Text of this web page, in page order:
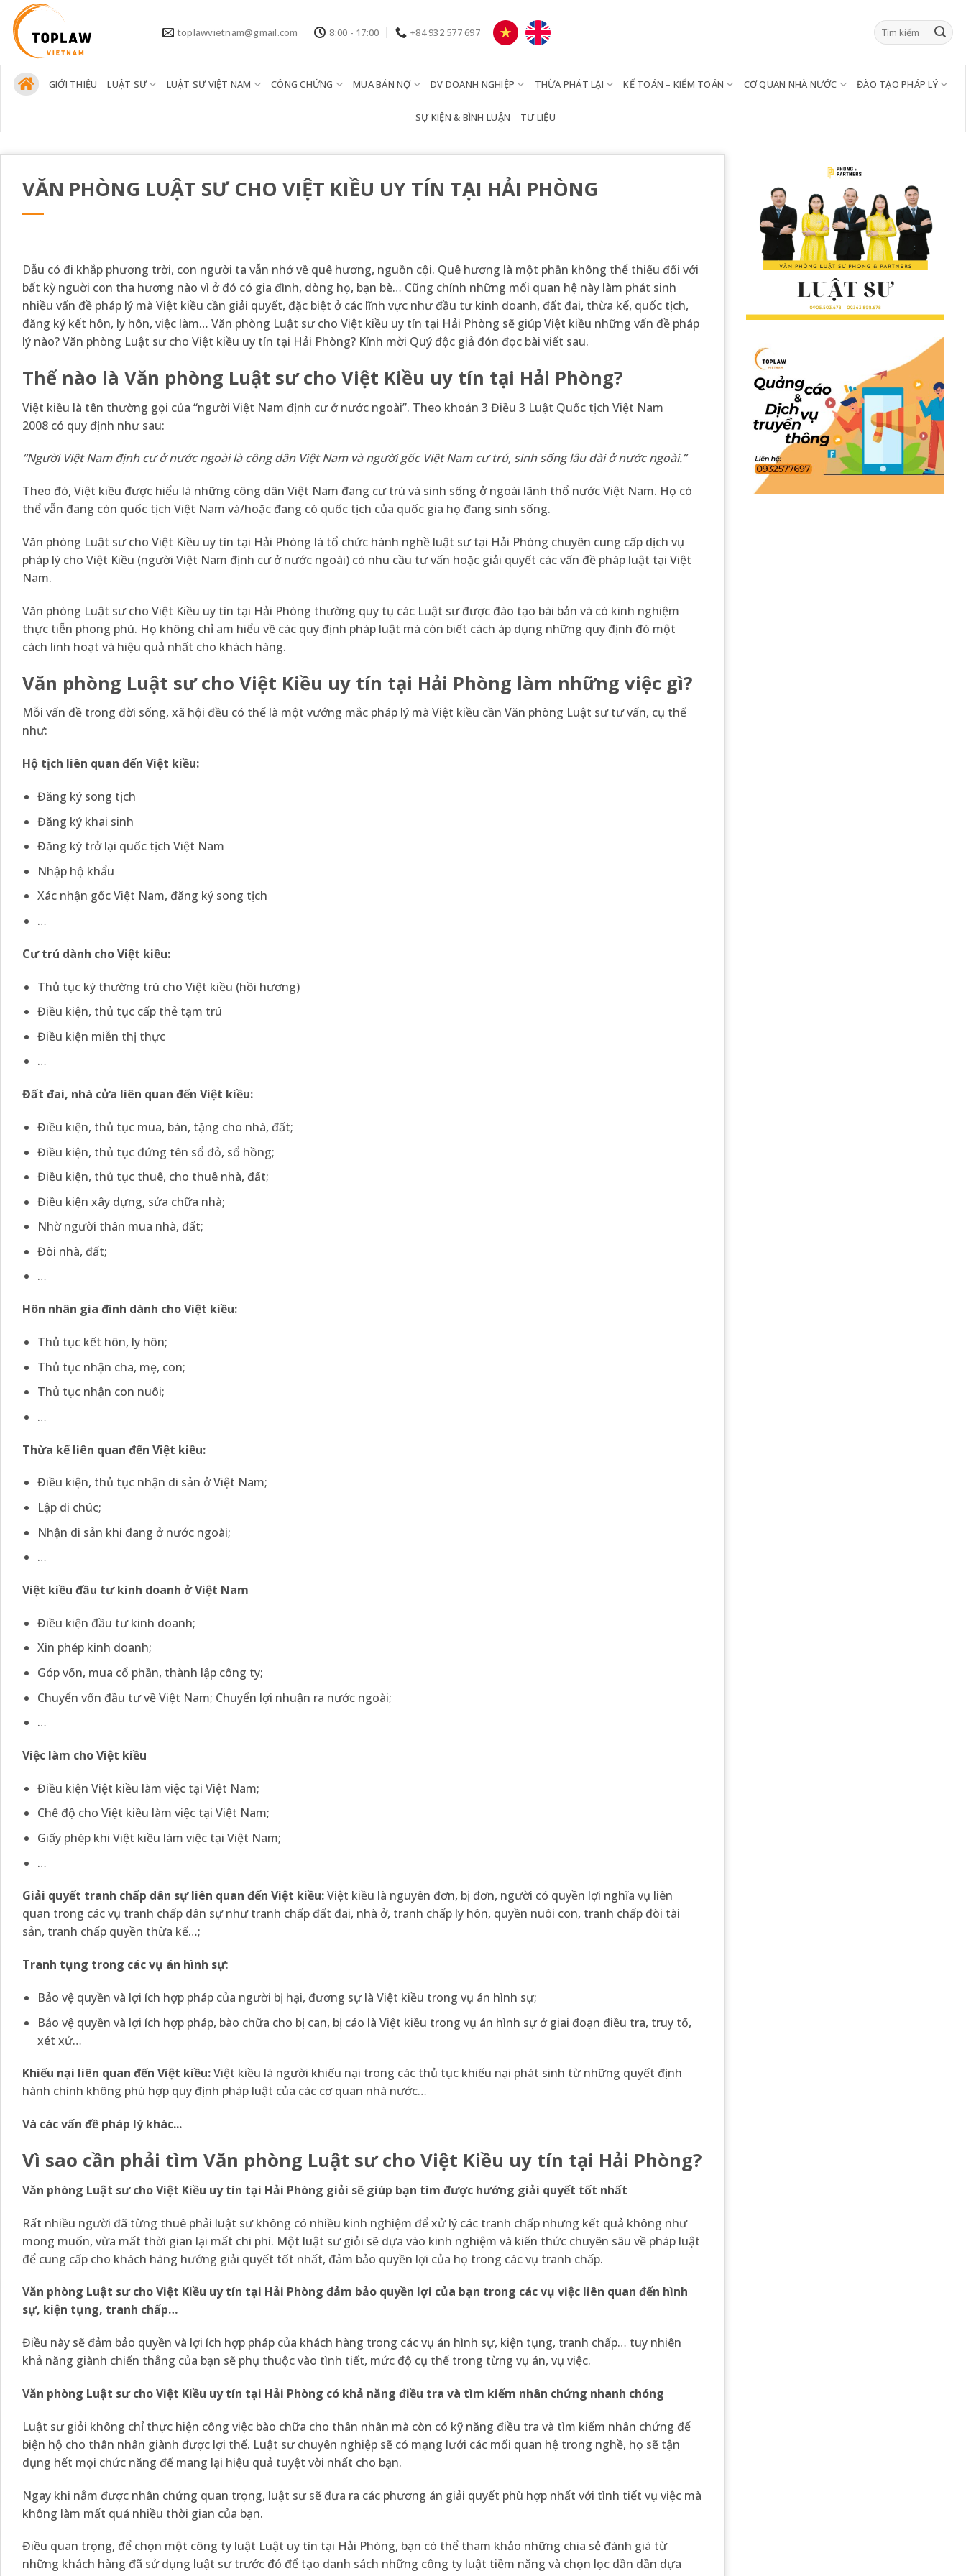
qua
nội
dung
toplawvietnam@gmail.com 8:00 - 17:00 +84 932 577 697
GIỚI THIỆU LUẬT SƯ LUẬT SƯ VIỆT NAM CÔNG CHỨNG MUA BÁN NỢ DV DOANH NGHIỆP THỪA PHÁT LẠI KẾ TOÁN – KIỂM TOÁN CƠ QUAN NHÀ NƯỚC ĐÀO TẠO PHÁP LÝ
SỰ KIỆN & BÌNH LUẬN TƯ LIỆU
VĂN PHÒNG LUẬT SƯ CHO VIỆT KIỀU UY TÍN TẠI HẢI PHÒNG
Dẫu có đi khắp phương trời, con người ta vẫn nhớ về quê hương, nguồn cội. Quê hương là một phần không thể thiếu đối với
bất kỳ nguời con tha hương nào vì ở đó có gia đình, dòng họ, bạn bè… Cũng chính những mối quan hệ này làm phát sinh
nhiều vấn đề pháp lý mà Việt kiều cần giải quyết, đặc biệt ở các lĩnh vực như đầu tư kinh doanh, đất đai, thừa kế, quốc tịch,
đăng ký kết hôn, ly hôn, việc làm… Văn phòng Luật sư cho Việt kiều uy tín tại Hải Phòng sẽ giúp Việt kiều những vấn đề pháp
lý nào? Văn phòng Luật sư cho Việt kiều uy tín tại Hải Phòng? Kính mời Quý độc giả đón đọc bài viết sau.
Thế nào là Văn phòng Luật sư cho Việt Kiều uy tín tại Hải Phòng?
Việt kiều là tên thường gọi của “người Việt Nam định cư ở nước ngoài”. Theo khoản 3 Điều 3 Luật Quốc tịch Việt Nam
2008 có quy định như sau:
“Người Việt Nam định cư ở nước ngoài là công dân Việt Nam và người gốc Việt Nam cư trú, sinh sống lâu dài ở nước ngoài.”
Theo đó, Việt kiều được hiểu là những công dân Việt Nam đang cư trú và sinh sống ở ngoài lãnh thổ nước Việt Nam. Họ có
thể vẫn đang còn quốc tịch Việt Nam và/hoặc đang có quốc tịch của quốc gia họ đang sinh sống.
Văn phòng Luật sư cho Việt Kiều uy tín tại Hải Phòng là tổ chức hành nghề luật sư tại Hải Phòng chuyên cung cấp dịch vụ
pháp lý cho Việt Kiều (người Việt Nam định cư ở nước ngoài) có nhu cầu tư vấn hoặc giải quyết các vấn đề pháp luật tại Việt
Nam.
Văn phòng Luật sư cho Việt Kiều uy tín tại Hải Phòng thường quy tụ các Luật sư được đào tạo bài bản và có kinh nghiệm
thực tiễn phong phú. Họ không chỉ am hiểu về các quy định pháp luật mà còn biết cách áp dụng những quy định đó một
cách linh hoạt và hiệu quả nhất cho khách hàng.
Văn phòng Luật sư cho Việt Kiều uy tín tại Hải Phòng làm những việc gì?
Mỗi vấn đề trong đời sống, xã hội đều có thể là một vướng mắc pháp lý mà Việt kiều cần Văn phòng Luật sư tư vấn, cụ thể
như:
Hộ tịch liên quan đến Việt kiều:
Đăng ký song tịch
Đăng ký khai sinh
Đăng ký trở lại quốc tịch Việt Nam
Nhập hộ khẩu
Xác nhận gốc Việt Nam, đăng ký song tịch
…
Cư trú dành cho Việt kiều:
Thủ tục ký thường trú cho Việt kiều (hồi hương)
Điều kiện, thủ tục cấp thẻ tạm trú
Điều kiện miễn thị thực
…
Đất đai, nhà cửa liên quan đến Việt kiều:
Điều kiện, thủ tục mua, bán, tặng cho nhà, đất;
Điều kiện, thủ tục đứng tên sổ đỏ, sổ hồng;
Điều kiện, thủ tục thuê, cho thuê nhà, đất;
Điều kiện xây dựng, sửa chữa nhà;
Nhờ người thân mua nhà, đất;
Đòi nhà, đất;
…
Hôn nhân gia đình dành cho Việt kiều:
Thủ tục kết hôn, ly hôn;
Thủ tục nhận cha, mẹ, con;
Thủ tục nhận con nuôi;
…
Thừa kế liên quan đến Việt kiều:
Điều kiện, thủ tục nhận di sản ở Việt Nam;
Lập di chúc;
Nhận di sản khi đang ở nước ngoài;
…
Việt kiều đầu tư kinh doanh ở Việt Nam
Điều kiện đầu tư kinh doanh;
Xin phép kinh doanh;
Góp vốn, mua cổ phần, thành lập công ty;
Chuyển vốn đầu tư về Việt Nam; Chuyển lợi nhuận ra nước ngoài;
…
Việc làm cho Việt kiều
Điều kiện Việt kiều làm việc tại Việt Nam;
Chế độ cho Việt kiều làm việc tại Việt Nam;
Giấy phép khi Việt kiều làm việc tại Việt Nam;
…
Giải quyết tranh chấp dân sự liên quan đến Việt kiều:Việt kiều là nguyên đơn, bị đơn, người có quyền lợi nghĩa vụ liên
quan trong các vụ tranh chấp dân sự như tranh chấp đất đai, nhà ở, tranh chấp ly hôn, quyền nuôi con, tranh chấp đòi tài
sản, tranh chấp quyền thừa kế…;
Tranh tụng trong các vụ án hình sự:
Bảo vệ quyền và lợi ích hợp pháp của người bị hại, đương sự là Việt kiều trong vụ án hình sự;
Bảo vệ quyền và lợi ích hợp pháp, bào chữa cho bị can, bị cáo là Việt kiều trong vụ án hình sự ở giai đoạn điều tra, truy tố,
xét xử…
Khiếu nại liên quan đến Việt kiều:Việt kiều là người khiếu nại trong các thủ tục khiếu nại phát sinh từ những quyết định
hành chính không phù hợp quy định pháp luật của các cơ quan nhà nước…
Và các vấn đề pháp lý khác...
Vì sao cần phải tìm Văn phòng Luật sư cho Việt Kiều uy tín tại Hải Phòng?
Văn phòng Luật sư cho Việt Kiều uy tín tại Hải Phòng giỏi sẽ giúp bạn tìm được hướng giải quyết tốt nhất
Rất nhiều người đã từng thuê phải luật sư không có nhiều kinh nghiệm để xử lý các tranh chấp nhưng kết quả không như
mong muốn, vừa mất thời gian lại mất chi phí. Một luật sư giỏi sẽ dựa vào kinh nghiệm và kiến thức chuyên sâu về pháp luật
để cung cấp cho khách hàng hướng giải quyết tốt nhất, đảm bảo quyền lợi của họ trong các vụ tranh chấp.
Văn phòng Luật sư cho Việt Kiều uy tín tại Hải Phòng đảm bảo quyền lợi của bạn trong các vụ việc liên quan đến hình
sự, kiện tụng, tranh chấp…
Điều này sẽ đảm bảo quyền và lợi ích hợp pháp của khách hàng trong các vụ án hình sự, kiện tụng, tranh chấp… tuy nhiên
khả năng giành chiến thắng của bạn sẽ phụ thuộc vào tình tiết, mức độ cụ thể trong từng vụ án, vụ việc.
Văn phòng Luật sư cho Việt Kiều uy tín tại Hải Phòng có khả năng điều tra và tìm kiếm nhân chứng nhanh chóng
Luật sư giỏi không chỉ thực hiện công việc bào chữa cho thân nhân mà còn có kỹ năng điều tra và tìm kiếm nhân chứng để
biện hộ cho thân nhân giành được lợi thế. Luật sư chuyên nghiệp sẽ có mạng lưới các mối quan hệ trong nghề, họ sẽ tận
dụng hết mọi chức năng để mang lại hiệu quả tuyệt vời nhất cho bạn.
Ngay khi nắm được nhân chứng quan trọng, luật sư sẽ đưa ra các phương án giải quyết phù hợp nhất với tình tiết vụ việc mà
không làm mất quá nhiều thời gian của bạn.
Điều quan trọng, để chọn một công ty luật Luật uy tín tại Hải Phòng, bạn có thể tham khảo những chia sẻ đánh giá từ
những khách hàng đã sử dụng luật sư trước đó để tạo danh sách những công ty luật tiềm năng và chọn lọc dần dần dựa